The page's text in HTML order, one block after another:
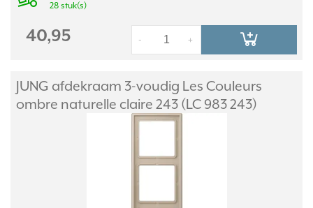
28 stuk(s)
40,95 +
-
JUNG afdekraam 3-voudig Les Couleurs
ombre naturelle claire 243 (LC 983 243)